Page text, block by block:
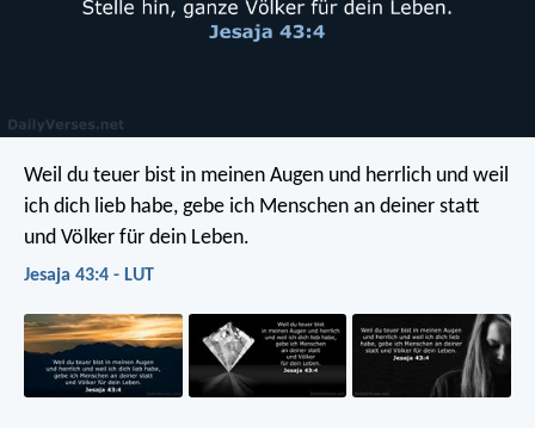
Weil du teuer bist in meinen Augen und herrlich und weil
ich dich lieb habe, gebe ich Menschen an deiner statt
und Völker für dein Leben.
Jesaja 43:4 - LUT